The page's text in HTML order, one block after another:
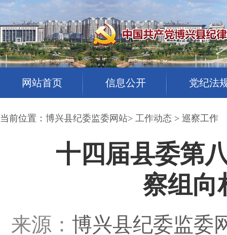
网站首页 信息公开 党纪法
当前位置： 博兴县纪委监委网站> 工作动态 > 巡察工作
十四届县委第
察组向
来源： 博兴县纪委监委